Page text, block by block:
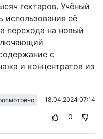
гектаров. Учёный
использования её
перехода на новый
с
и концентратов из
18.04.2024 07:14
0